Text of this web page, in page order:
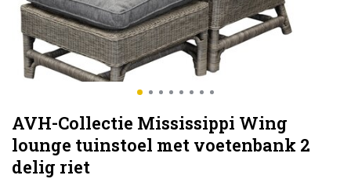
AVH-Collectie Mississippi Wing
lounge tuinstoel met voetenbank 2
delig riet